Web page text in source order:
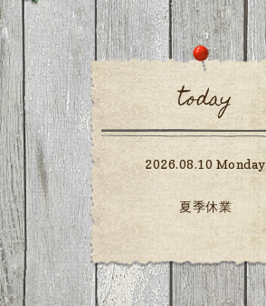
today
2026.08.10 Monday
夏季休業